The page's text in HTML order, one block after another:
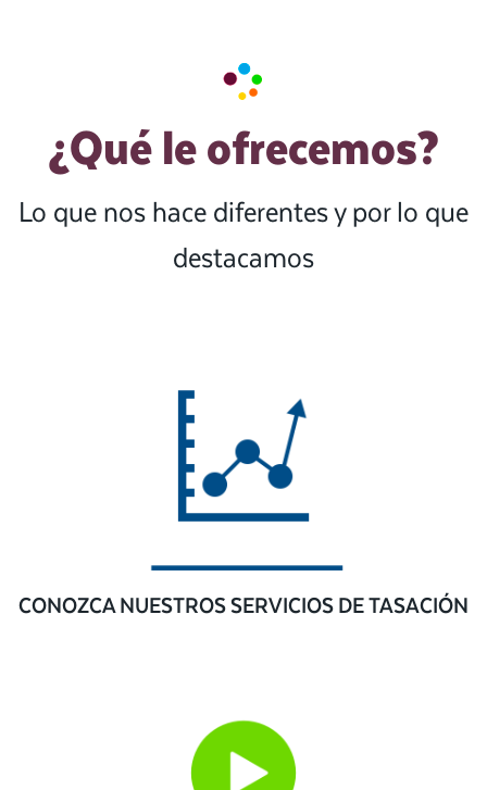
¿Qué le ofrecemos?
Lo que nos hace diferentes y por lo que
destacamos
CONOZCA NUESTROS SERVICIOS DE TASACIÓN